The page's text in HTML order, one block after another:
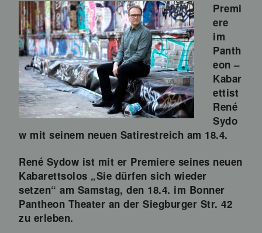
Premi
ere
im
Panth
eon –
Kabar
ettist
René
Sydo
w mit seinem neuen Satirestreich am 18.4.
René Sydow ist mit er Premiere seines neuen
Kabarettsolos „Sie dürfen sich wieder
setzen“ am Samstag, den 18.4. im Bonner
Pantheon Theater an der Siegburger Str. 42
zu erleben.